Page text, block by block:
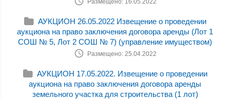
АУКЦИОН 26.05.2022 Извещение о проведении
аукциона на право заключения договора аренды (Лот 1
СОШ № 5, Лот 2 СОШ № 7) (управление имуществом)
Размещено: 25.04.2022
АУКЦИОН 17.05.2022. Извещение о проведении
аукциона на право заключения договора аренды
земельного участка для строительства (1 лот)